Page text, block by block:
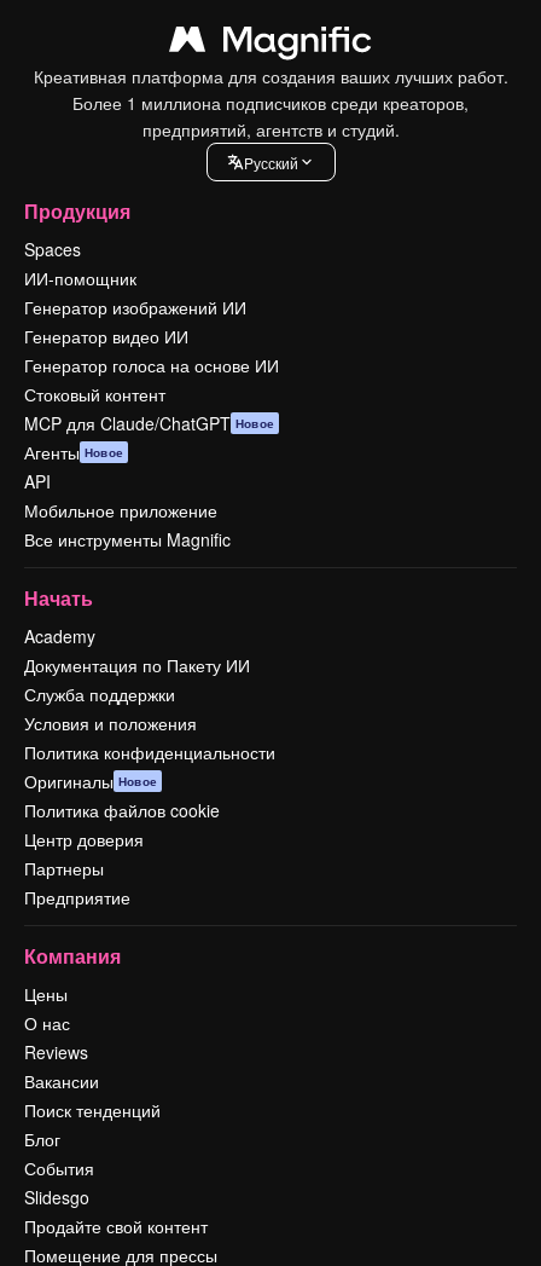
Креативная платформа для создания ваших лучших работ.
Более 1 миллиона подписчиков среди креаторов,
предприятий, агентств и студий.
Pусский
Продукция
Spaces
ИИ-помощник
Генератор изображений ИИ
Генератор видео ИИ
Генератор голоса на основе ИИ
Стоковый контент
MCP для Claude/ChatGPT Новое
Агенты Новое
API
Мобильное приложение
Все инструменты Magnific
Начать
Academy
Документация по Пакету ИИ
Служба поддержки
Условия и положения
Политика конфиденциальности
Оригиналы Новое
Политика файлов cookie
Центр доверия
Партнеры
Предприятие
Компания
Цены
О нас
Reviews
Вакансии
Поиск тенденций
Блог
События
Slidesgo
Продайте свой контент
Помещение для прессы